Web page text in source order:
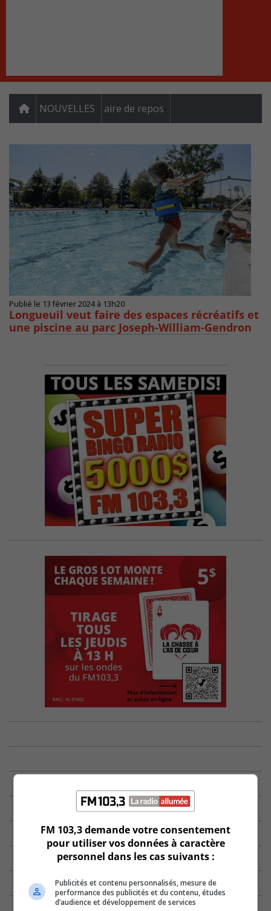
NOUVELLES aire de repos
Publié le 13 février 2024 à 13h20
Longueuil veut faire des espaces récréatifs et
une piscine au parc Joseph-William-Gendron
FM 103,3 demande votre consentement
pour utiliser vos données à caractère
personnel dans les cas suivants :
Publicités et contenu personnalisés, mesure de
performance des publicités et du contenu, études
d’audience et développement de services